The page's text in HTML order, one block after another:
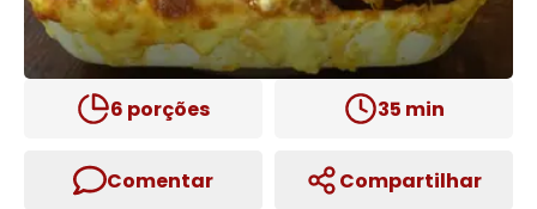
6 porções 35 min
Comentar Compartilhar